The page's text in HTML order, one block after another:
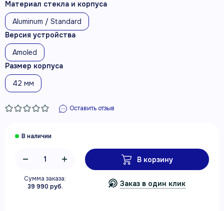
Материал стекла и корпуса
Aluminum / Standard
Версия устройства
Amoled
Размер корпуса
42 мм
Оставить отзыв
Сумма заказа:
39 990 руб.
В корзину
Заказ в один клик